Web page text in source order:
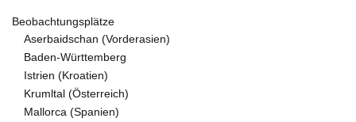
Beobachtungsplätze
Aserbaidschan (Vorderasien)
Baden-Württemberg
Istrien (Kroatien)
Krumltal (Österreich)
Mallorca (Spanien)